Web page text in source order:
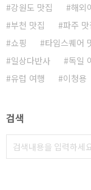
강원도 맛집
해외
부천 맛집
파주 맛
쇼핑
타임스퀘어
일상다반사
독일
유럽 여행
이청용
검색